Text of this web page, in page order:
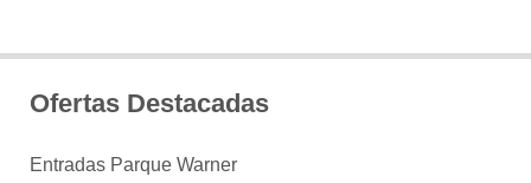
Ofertas Destacadas
Entradas Parque Warner